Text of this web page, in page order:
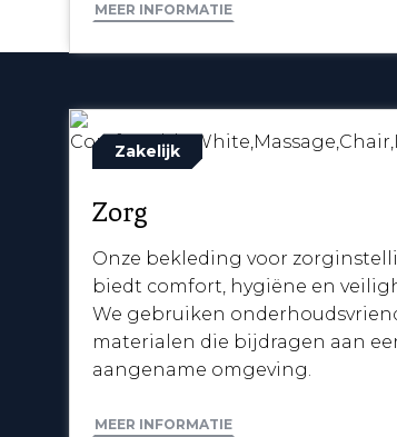
MEER INFORMATIE
Zakelijk
Zorg
Onze bekleding voor
biedt comfort, hygiëne en
We gebruiken
materialen die bijdragen aan
aangename omgeving.
MEER INFORMATIE